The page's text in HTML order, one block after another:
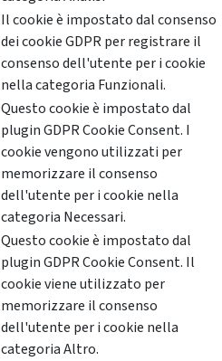
Il cookie è impostato dal consenso
dei cookie GDPR per registrare il
consenso dell'utente per i cookie
nella categoria Funzionali.
Questo cookie è impostato dal
plugin GDPR Cookie Consent. I
cookie vengono utilizzati per
memorizzare il consenso
dell'utente per i cookie nella
categoria Necessari.
Questo cookie è impostato dal
plugin GDPR Cookie Consent. Il
cookie viene utilizzato per
memorizzare il consenso
dell'utente per i cookie nella
categoria Altro.